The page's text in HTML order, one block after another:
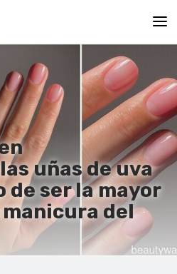
uñas de uva
de ser la mayor
del